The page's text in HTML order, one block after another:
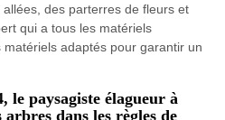
des parterres de fleurs et
qui a tous les matériels
adaptés pour garantir un
le paysagiste élagueur à
dans les règles de